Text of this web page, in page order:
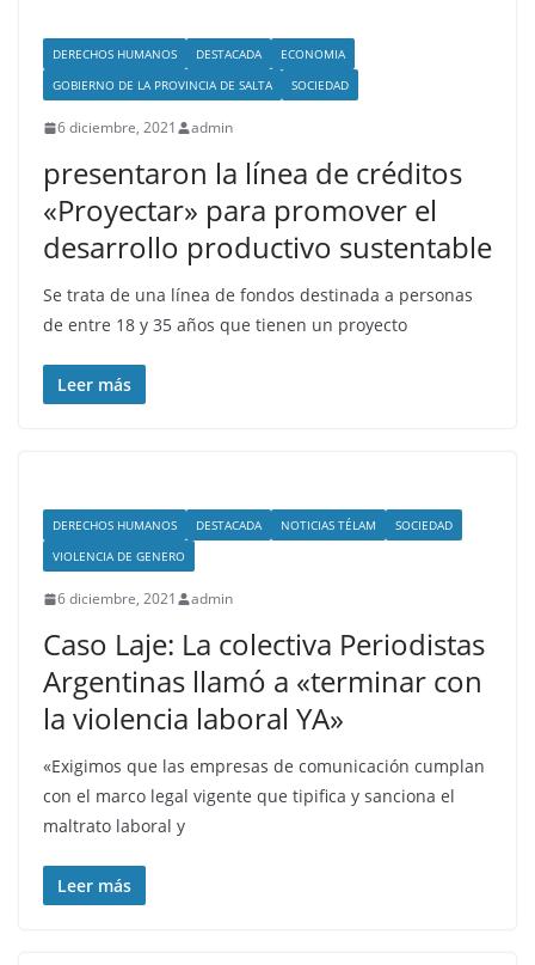
DERECHOS HUMANOS DESTACADA
ECONOMIA
GOBIERNO DE LA PROVINCIA DE SALTA
SOCIEDAD
6 diciembre, 2021 admin
presentaron la línea de créditos
«Proyectar» para promover el
desarrollo productivo sustentable
Se trata de una línea de fondos destinada a personas
de entre 18 y 35 años que tienen un proyecto
Leer más
DERECHOS HUMANOS DESTACADA NOTICIAS TÉLAM
SOCIEDAD
VIOLENCIA DE GENERO
6 diciembre, 2021 admin
Caso Laje: La colectiva Periodistas
Argentinas llamó a «terminar con
la violencia laboral YA»
«Exigimos que las empresas de comunicación cumplan
con el marco legal vigente que tipifica y sanciona el
maltrato laboral y
Leer más